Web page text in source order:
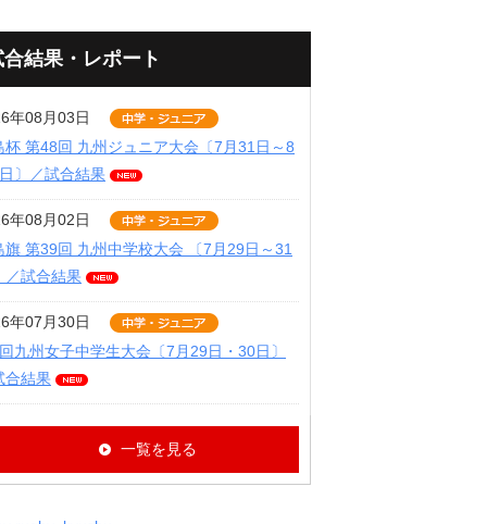
合結果・レポート
年08月03日
杯 第48回 九州ジュニア大会〔7月31日～8
〕／試合結果
年08月02日
旗 第39回 九州中学校大会 〔7月29日～31
／試合結果
年07月30日
九州女子中学生大会〔7月29日・30日〕
合結果
一覧を見る